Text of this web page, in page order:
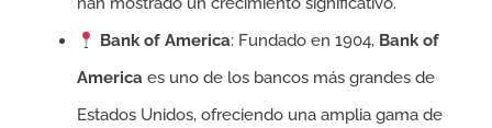
Bank of America: Fundado en 1904, Bank of
America es uno de los bancos más grandes de
Estados Unidos, ofreciendo una amplia gama de